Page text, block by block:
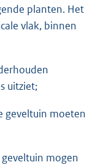
planten. Het
vlak, binnen
uitziet;
geveltuin moeten
mogen